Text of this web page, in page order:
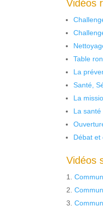
Vidéos
Table
La
Santé,
La
La santé
Débat et
Vidéos